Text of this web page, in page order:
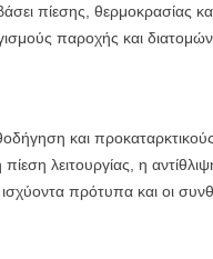
πίεσης, θερμοκρασίας
παροχής και
και
λειτουργίας, η
πρότυπα και οι